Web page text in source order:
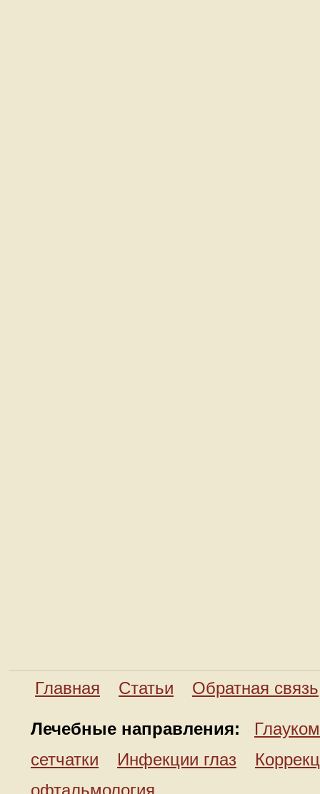
Главная Статьи Обратная связь
Лечебные направления:
сетчатки
Инфекции глаз
офтальмология